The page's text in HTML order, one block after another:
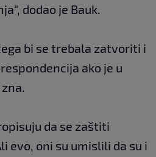
dodao je Bauk.
bi se trebala zatvoriti i
ako je u
da se zaštiti
evo, oni su umislili da su i